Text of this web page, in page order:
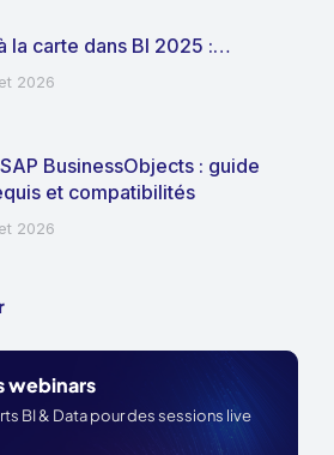
la carte dans BI 2025 :…
2026
BusinessObjects : guide
et compatibilités
2026
webinars
BI & Data pour des sessions live